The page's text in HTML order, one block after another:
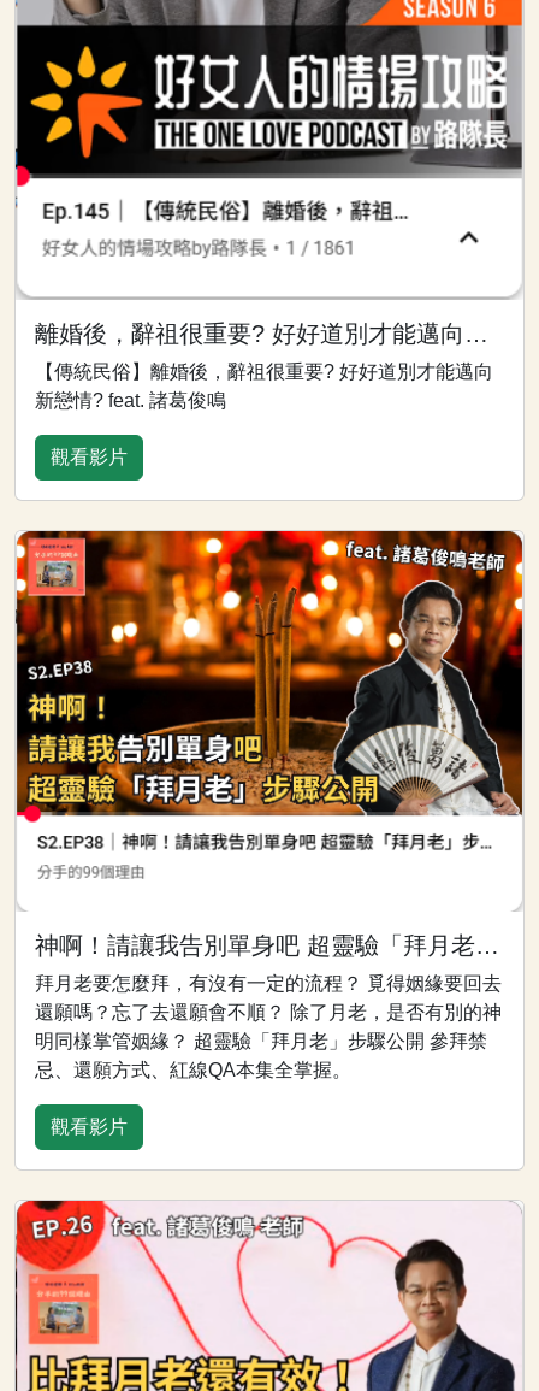
離婚後，辭祖很重要? 好好道別才能邁向新戀情
【傳統民俗】離婚後，辭祖很重要? 好好道別才能邁向
新戀情? feat. 諸葛俊鳴
觀看影片
神啊！請讓我告別單身吧 超靈驗「拜月老」步驟公開
拜月老要怎麼拜，有沒有一定的流程？ 覓得姻緣要回去
還願嗎？忘了去還願會不順？ 除了月老，是否有別的神
明同樣掌管姻緣？ 超靈驗「拜月老」步驟公開 參拜禁
忌、還願方式、紅線QA本集全掌握。
觀看影片